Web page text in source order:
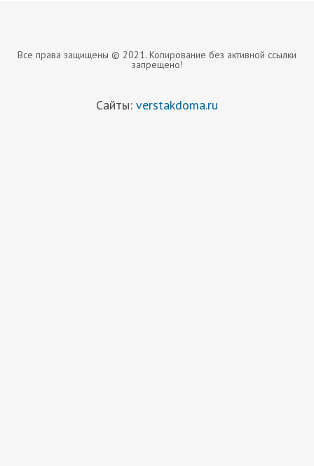
Все права защищены © 2021. Копирование без активной ссылки
запрещено!
Сайты: verstakdoma.ru